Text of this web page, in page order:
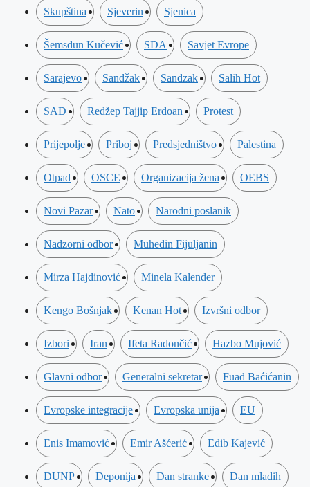
Skupština Sjeverin Sjenica
Šemsdun Kučević SDA Savjet Evrope
Sarajevo Sandžak Sandzak Salih Hot
SAD Redžep Tajjip Erdoan Protest
Prijepolje Priboj Predsjedništvo Palestina
Otpad OSCE Organizacija žena OEBS
Novi Pazar Nato Narodni poslanik
Nadzorni odbor Muhedin Fijuljanin
Mirza Hajdinović Minela Kalender
Kengo Bošnjak Kenan Hot Izvršni odbor
Izbori Iran Ifeta Radončić Hazbo Mujović
Glavni odbor Generalni sekretar Fuad Baćićanin
Evropske integracije Evropska unija EU
Enis Imamović Emir Ašćerić Edib Kajević
DUNP Deponija Dan stranke Dan mladih